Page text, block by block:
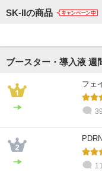
SK-IIの商品
ブースター・導入液 週
フェ